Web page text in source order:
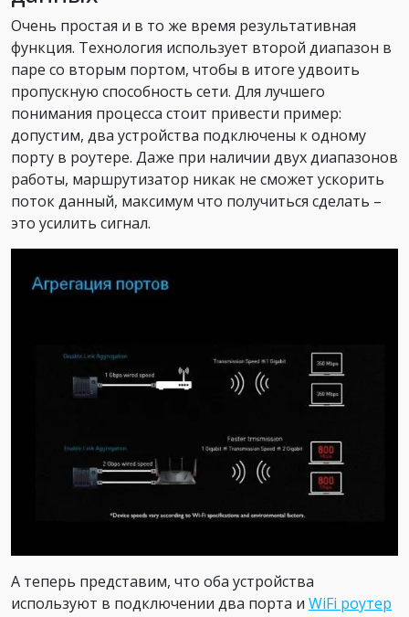
Очень простая и в то же время результативная
функция. Технология использует второй диапазон в
паре со вторым портом, чтобы в итоге удвоить
пропускную способность сети. Для лучшего
понимания процесса стоит привести пример:
допустим, два устройства подключены к одному
порту в роутере. Даже при наличии двух диапазонов
работы, маршрутизатор никак не сможет ускорить
поток данный, максимум что получиться сделать –
это усилить сигнал.
А теперь представим, что оба устройства
используют в подключении два порта и WiFi роутер